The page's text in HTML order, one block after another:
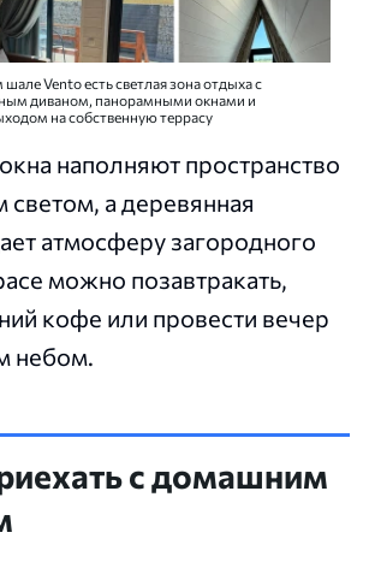
Vento есть светлая зона отдыха с
диваном, панорамными окнами и
на собственную террасу
наполняют пространство
светом, а деревянная
атмосферу загородного
можно позавтракать,
кофе или провести вечер
небом.
с домашним